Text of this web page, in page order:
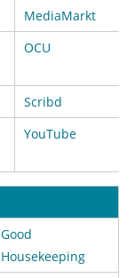
MediaMarkt
OCU
Scribd
YouTube
Good
Housekeeping